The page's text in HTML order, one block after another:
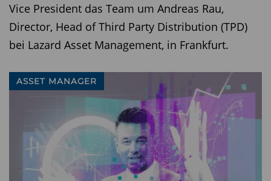
Vice President das Team um Andreas Rau,
Director, Head of Third Party Distribution (TPD)
bei Lazard Asset Management, in Frankfurt.
ASSET MANAGER